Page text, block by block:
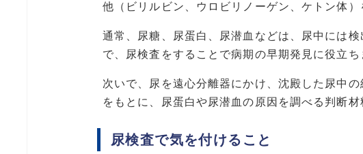
他（ビリルビン、ウロビリノーゲン、ケトン体）
通常、尿糖、尿蛋白、尿潜血などは、尿中には
で、尿検査をすることで病期の早期発見に役立ち
次いで、尿を遠心分離器にかけ、沈殿した尿中
をもとに、尿蛋白や尿潜血の原因を調べる判断材
尿検査で気を付けること